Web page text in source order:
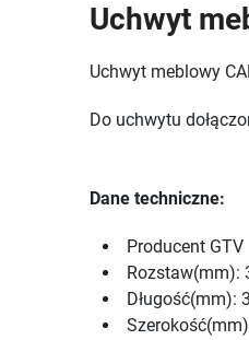
Uchwyt
Uchwyt meblowy
Do uchwytu
Dane techniczne:
Producent GTV
Rozstaw(mm):
Długość(mm):